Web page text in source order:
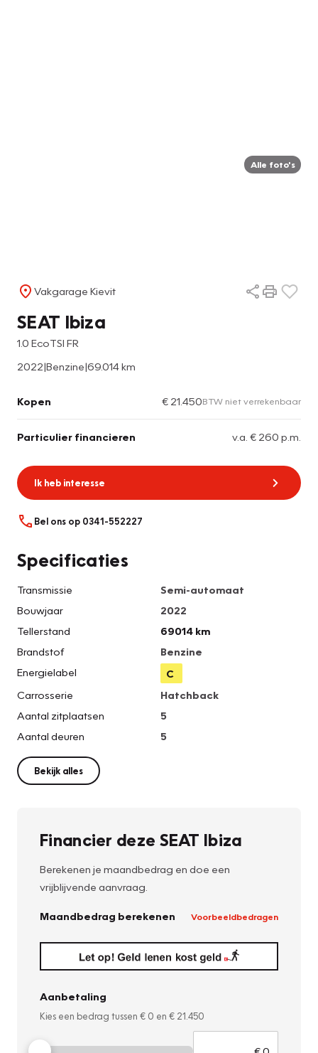
Alle foto's
Vakgarage Kievit
SEAT Ibiza
1.0 EcoTSI FR
2022|Benzine|69.014 km
Kopen € 21.450BTW niet verrekenbaar
Particulier financieren v.a. € 260 p.m.
Ik heb interesse
Bel ons op 0341-552227
Specificaties
Transmissie
Semi-automaat
Bouwjaar
2022
Tellerstand
69014 km
Brandstof
Benzine
Energielabel
C
Carrosserie
Hatchback
Aantal zitplaatsen
5
Aantal deuren
5
Bekijk alles
Financier deze SEAT Ibiza
Berekenen je maandbedrag en doe een
vrijblijvende aanvraag.
Maandbedrag berekenen Voorbeeldbedragen
Aanbetaling
Kies een bedrag tussen € 0 en € 21.450